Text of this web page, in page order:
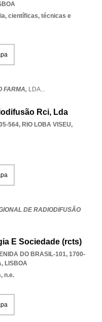
científicas, técnicas e
FARMA, LDA...
Rci, Lda
564, RIO LOBA VISEU,
DE RADIODIFUSÃO
E Sociedade (rcts)
DO BRASIL-101, 1700-
, LISBOA
n.e.